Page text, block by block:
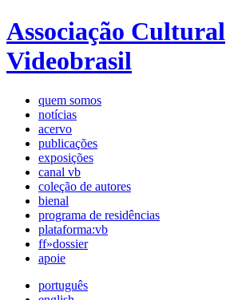
Associação Cultural
Videobrasil
quem somos
notícias
acervo
publicações
exposições
canal vb
coleção de autores
bienal
programa de residências
plataforma:vb
ff»dossier
apoie
português